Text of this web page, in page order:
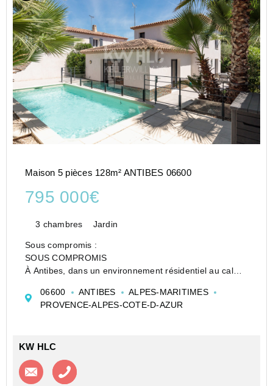
Maison 5 pièces 128m² ANTIBES 06600
795 000€
3 chambres Jardin
Sous compromis :
SOUS COMPROMIS
À Antibes, dans un environnement résidentiel au calme
Antibes, découvrez cette maison contemporaine de
128,50 m², en état irréprochable et prête à vivre.
06600 ANTIBES
ALPES-MARITIMES
PROVENCE-ALPES-COTE-D-AZUR
KW HLC
Contacter l'agence